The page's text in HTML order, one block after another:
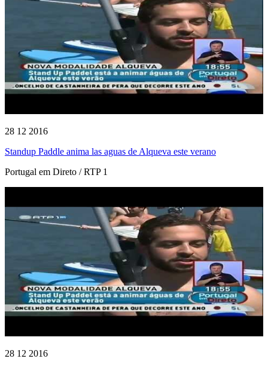
28 12 2016
Standup Paddle anima las aguas de Alqueva este verano
Portugal em Direto / RTP 1
28 12 2016